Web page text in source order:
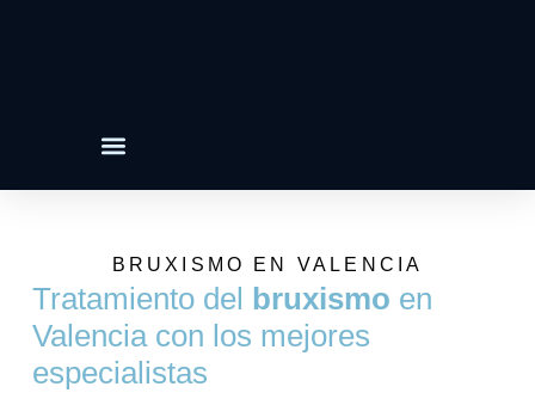
BRUXISMO EN VALENCIA
Tratamiento del bruxismo en
Valencia con los mejores
especialistas